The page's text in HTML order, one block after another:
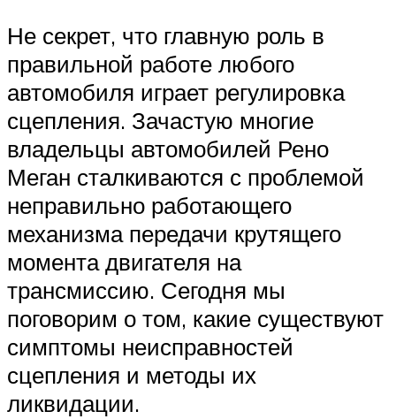
Не секрет, что главную роль в
правильной работе любого
автомобиля играет регулировка
сцепления. Зачастую многие
владельцы автомобилей Рено
Меган сталкиваются с проблемой
неправильно работающего
механизма передачи крутящего
момента двигателя на
трансмиссию. Сегодня мы
поговорим о том, какие существуют
симптомы неисправностей
сцепления и методы их
ликвидации.